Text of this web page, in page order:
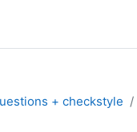
+ checkstyle